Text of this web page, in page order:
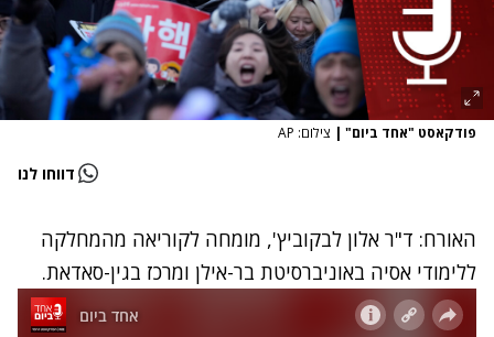
פודקאסט "אחד ביום" | צילום: AP
דווחו לנו
האורח: ד"ר אלון לבקוביץ', מומחה לקוריאה מהמחלקה
ללימודי אסיה באוניברסיטת בר-אילן ומרכז בגין-סאדאת.